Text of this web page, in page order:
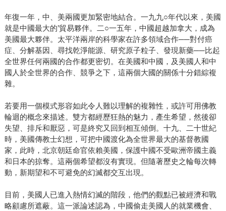
年復一年，中、美兩國更加緊密地結合。一九九○年代以來，美國
就是中國最大的’貿易夥伴。二○一五年，中國超越加拿大，成為
美國最大夥伴。太平洋兩岸的科學家在許多領域合作──對付癌
症、分解基因、尋找乾淨能源、研究原子粒子、發現新藥──比起
全世界任何兩國的合作都更密切。在美國和中國，及美國人和中
國人於全世界的合作、競爭之下，這兩個大國的關係十分錯綜複
雜。
若要用一個模式形容如此令人難以理解的複雜性，或許可用佛教
輪迴的概念來描述。雙方都經歷狂熱的魅力，產生希望，然後卻
失望、排斥和厭惡，可是終究又回到相互傾倒。十九、二十世紀
時，美國傳教士幻想，可把中國渡化為全世界最大的基督教國
家，此時，北京朝廷命官依賴美國，保護中國不受歐洲帝國主義
和日本的掠奪。這兩個希望都沒有實現。但隨著歷史之輪每次轉
動，新期望和不可避免的幻滅都交互出現。
目前，美國人已進入熱情幻滅的階段，他們的觀點已被經濟和戰
略顧慮所遮蔽。這一派論述認為，中國偷走美國人的就業機會、